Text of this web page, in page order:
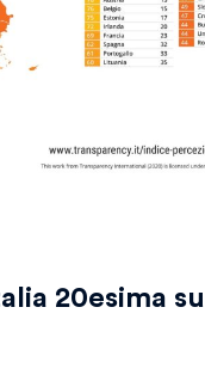
20esima